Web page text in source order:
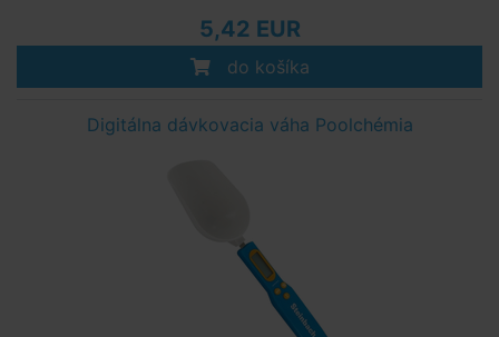
5,42 EUR
do košíka
Digitálna dávkovacia váha Poolchémia